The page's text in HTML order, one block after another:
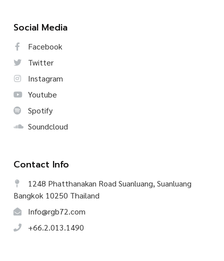
Social Media
Facebook
Twitter
Instagram
Youtube
Spotify
Soundcloud
Contact Info
1248 Phatthanakan Road Suanluang, Suanluang
Bangkok 10250 Thailand
Info@rgb72.com
+66.2.013.1490